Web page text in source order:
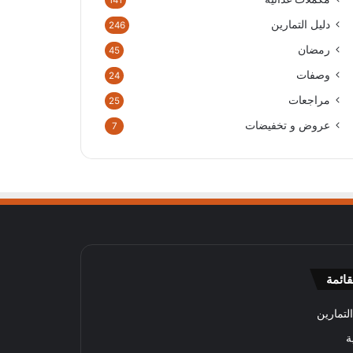
دليل التمارين 246
رمضان 45
وصفات 24
مراجعات 25
عروض و تخفيضات 7